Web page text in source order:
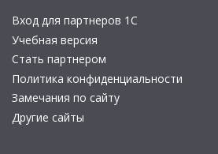
Вход для партнеров 1С
Учебная версия
Стать партнером
Политика конфиденциальности
Замечания по сайту
Другие сайты